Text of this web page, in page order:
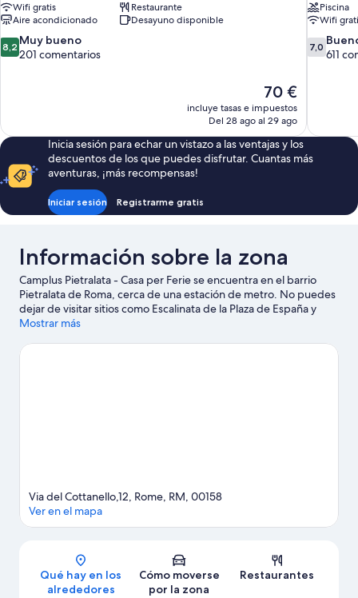
Wifi gratis
Restaurante
Aire acondicionado
Desayuno disponible
8.2
sobre
8,2 Muy bueno
201 comentarios
El
precio
actual
de
70 €
70 €
incluye tasas e impuestos
Del 28 ago al 29 ago
Piscina
Wifi
7.0
sobre
7,0
611
Inicia sesión para echar un vistazo a las ventajas y los
descuentos de los que puedes disfrutar. Cuantas más
aventuras, ¡más recompensas!
Iniciar sesión Registrarme gratis
Información sobre la zona
Camplus Pietralata - Casa per Ferie se encuentra en el barrio
Pietralata de Roma, cerca de una estación de metro. No puedes
dejar de visitar sitios como Escalinata de la Plaza de España y
Plaza de España. Y, si quieres dar un toque cultural a tus
pena acercarse a Coliseo y Fontana di Trevi.
Mostrar más
Mapa
Via del Cottanello,12, Rome, RM, 00158
Ver en el mapa
Qué hay en los
alrededores
Cómo moverse
por la zona
Restaurantes